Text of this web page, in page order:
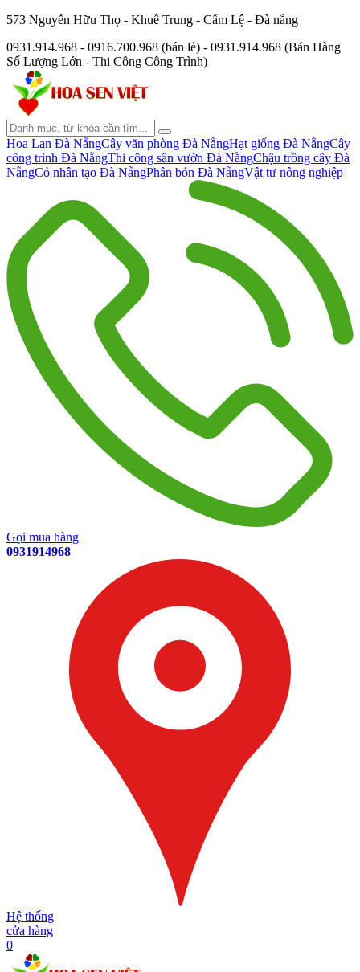
573 Nguyễn Hữu Thọ - Khuê Trung - Cẩm Lệ - Đà nẵng
0931.914.968 - 0916.700.968 (bán lẻ) - 0931.914.968 (Bán Hàng
Số Lượng Lớn - Thi Công Công Trình)
Hoa Lan Đà NẵngCây văn phòng Đà NẵngHạt giống Đà NẵngCây
công trình Đà NẵngThi công sân vườn Đà NẵngChậu trồng cây Đà
NẵngCỏ nhân tạo Đà NẵngPhân bón Đà NẵngVật tư nông nghiệp
Gọi mua hàng
0931914968
Hệ thống
cửa hàng
0